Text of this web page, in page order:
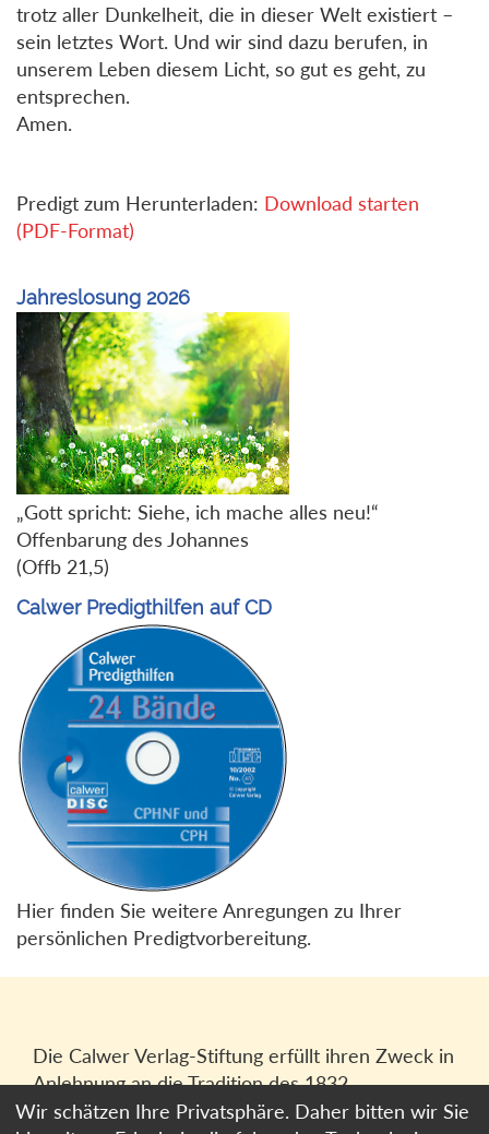
trotz aller Dunkelheit, die in dieser Welt existiert –
sein letztes Wort. Und wir sind dazu berufen, in
unserem Leben diesem Licht, so gut es geht, zu
entsprechen.
Amen.
Predigt zum Herunterladen: Download starten
(PDF-Format)
Jahreslosung 2026
„Gott spricht: Siehe, ich mache alles neu!“
Offenbarung des Johannes
(Offb 21,5)
Calwer Predigthilfen auf CD
Hier finden Sie weitere Anregungen zu Ihrer
persönlichen Predigtvorbereitung.
Die Calwer Verlag-Stiftung erfüllt ihren Zweck in
Anlehnung an die Tradition des 1832
gegründeten Calwer Verlagsvereins, der
Wir schätzen Ihre Privatsphäre. Daher bitten wir Sie